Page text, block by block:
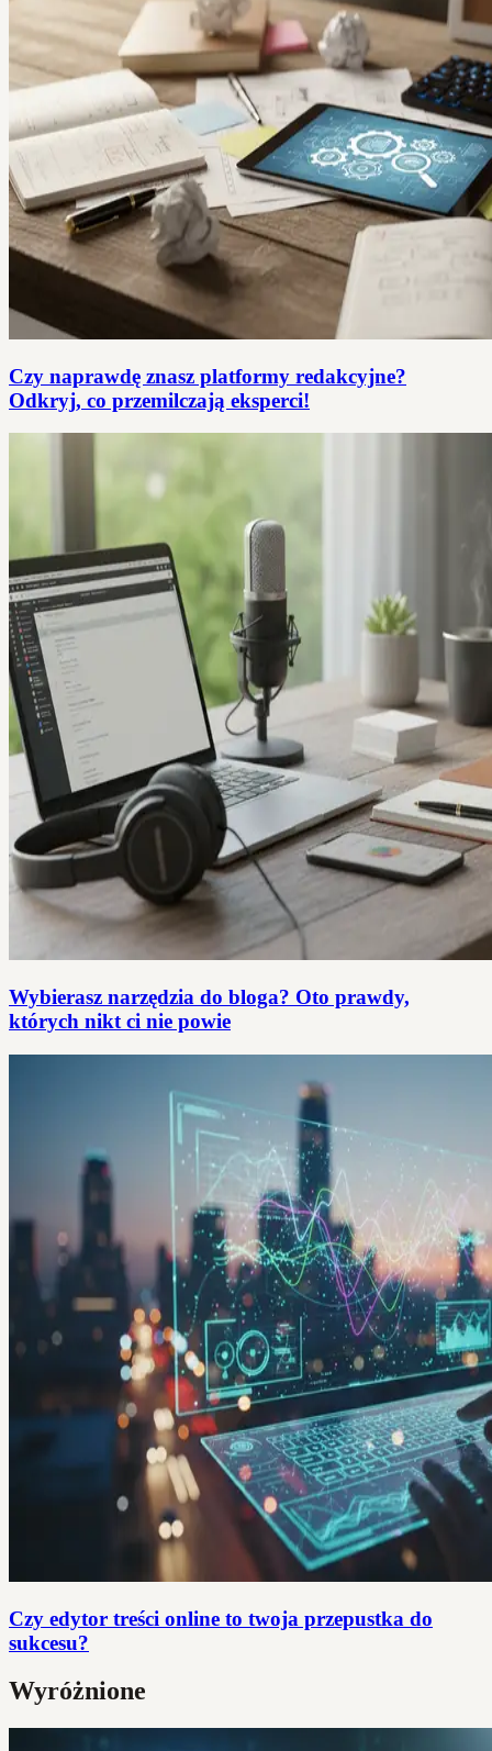
Czy naprawdę znasz platformy redakcyjne?
Odkryj, co przemilczają eksperci!
Wybierasz narzędzia do bloga? Oto prawdy,
których nikt ci nie powie
Czy edytor treści online to twoja przepustka do
sukcesu?
Wyróżnione